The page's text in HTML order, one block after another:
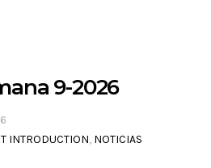
9-2026
INTRODUCTION, NOTICIAS